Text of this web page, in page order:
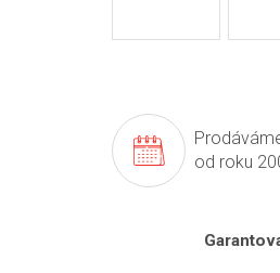
od roku